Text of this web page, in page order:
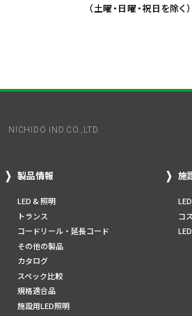
（土曜・日曜・祝日を除く）
NICHIDO IND.CO.,LTD.
製品情報
LED & 照明
トランス
コードリール・延長コード
その他の製品
カタログ
スペック比較
規格適合品
施設用LED照明
施
コ